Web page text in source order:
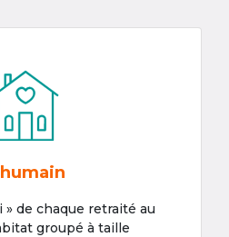
» de chaque retraité au
groupé à taille